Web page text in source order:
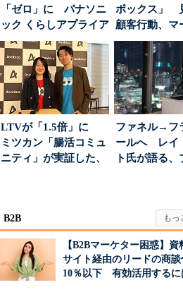
「ゼロ」に パナソニ
ック くらしアプライア
ンス社が挑んだVo...
ボックス」
顧客行動、マ
に残された打
LTVが「1.5倍」に
ミツカン「腸活コミュ
ニティ」が実証した、
ファネル→フ
ールへ レイ
ト氏が語る、
B2B
【B2Bマーケター困惑】資
サイト経由のリードの商
10％以下 有効活用するに